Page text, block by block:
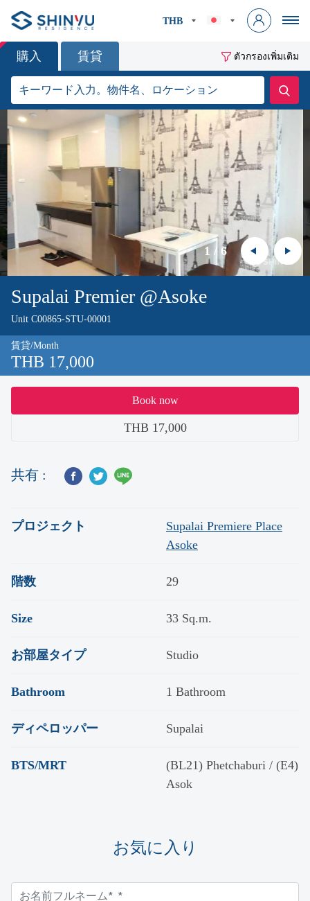
THB
購入 賃貸 ตัวกรองเพิ่มเติม
1 / 6
Supalai Premier @Asoke
Unit C00865-STU-00001
賃貸/Month
THB 17,000
Book now
THB 17,000
共有 :
プロジェクト
Supalai Premiere Place
Asoke
階数 29
Size 33 Sq.m.
お部屋タイプ Studio
Bathroom 1 Bathroom
ディペロッパー Supalai
BTS/MRT
(BL21) Phetchaburi / (E4)
Asok
お気に入り